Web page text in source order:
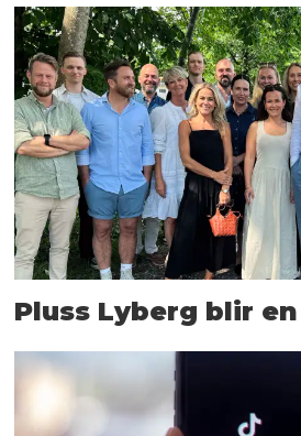
Pluss Lyberg blir en